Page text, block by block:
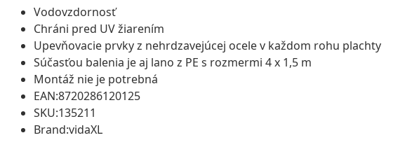
Vodovzdornosť
Chráni pred UV žiarením
Upevňovacie prvky z nehrdzavejúcej ocele v každom rohu plachty
Súčasťou balenia je aj lano z PE s rozmermi 4 x 1,5 m
Montáž nie je potrebná
EAN:8720286120125
SKU:135211
Brand:vidaXL